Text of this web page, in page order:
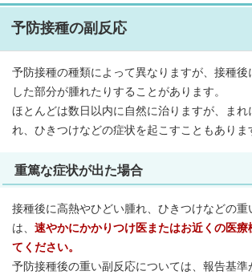
予防接種の副反応
予防接種の種類によって異なりますが、接種後
した部分が腫れたりすることがあります。
ほとんどは数日以内に自然に治りますが、まれ
れ、ひきつけなどの症状を起こすこともありま
重篤な症状が出た場合
接種後に高熱やひどい腫れ、ひきつけなどの重
は、 速やかにかかりつけ医またはお近くの医療
てください。
予防接種後の重い副反応については、報告基準